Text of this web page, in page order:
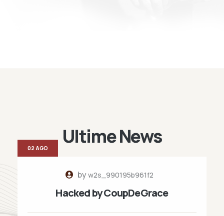
Ultime News
byw2s_990195b961f2
Hacked by CoupDeGrace
02 AGO